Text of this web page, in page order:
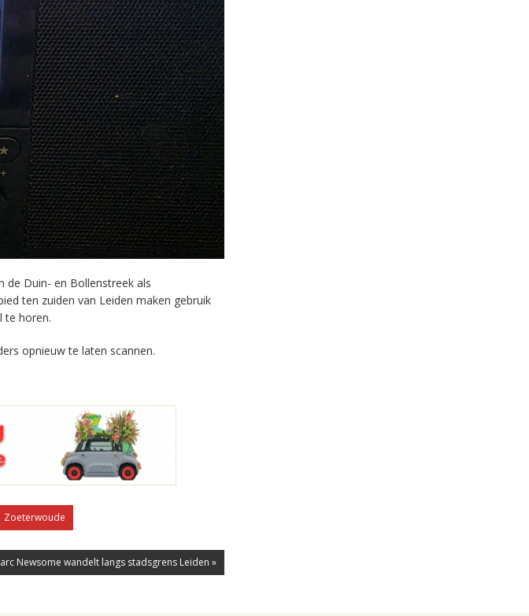
de Duin- en Bollenstreek als
ten zuiden van Leiden maken gebruik
te horen.
opnieuw te laten scannen.
Zoeterwoude
Newsome wandelt langs stadsgrens Leiden »